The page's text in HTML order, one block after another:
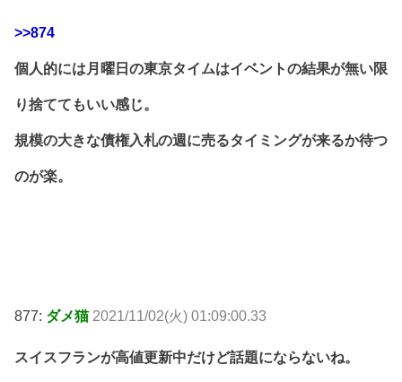
>>874
個人的には月曜日の東京タイムはイベントの結果が無い限
り捨ててもいい感じ。
規模の大きな債権入札の週に売るタイミングが来るか待つ
のが楽。
877: ダメ猫 2021/11/02(火) 01:09:00.33
スイスフランが高値更新中だけど話題にならないね。